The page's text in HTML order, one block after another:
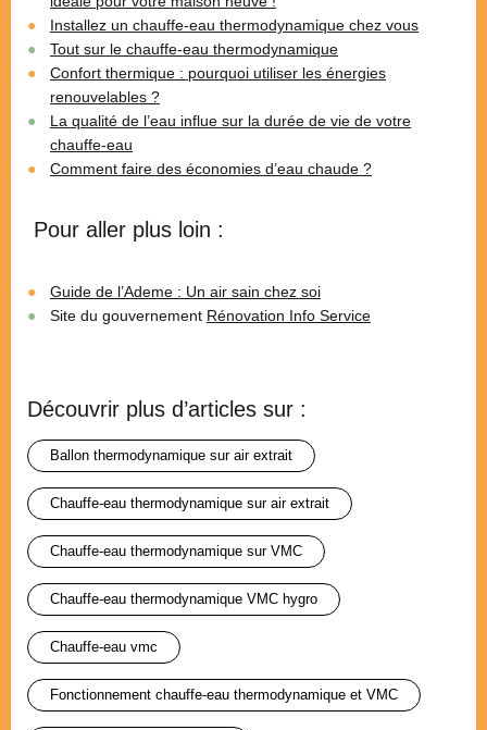
Installez un chauffe-eau thermodynamique chez vous
Tout sur le chauffe-eau thermodynamique
Confort thermique : pourquoi utiliser les énergies
renouvelables ?
La qualité de l’eau influe sur la durée de vie de votre
chauffe-eau
Comment faire des économies d’eau chaude ?
Pour aller plus loin :
Guide de l’Ademe : Un air sain chez soi
Site du gouvernement Rénovation Info Service
Découvrir plus d’articles sur :
ballon thermodynamique sur air extrait
chauffe-eau thermodynamique sur air extrait
chauffe-eau thermodynamique sur VMC
chauffe-eau thermodynamique VMC hygro
chauffe-eau vmc
fonctionnement chauffe-eau thermodynamique et VMC